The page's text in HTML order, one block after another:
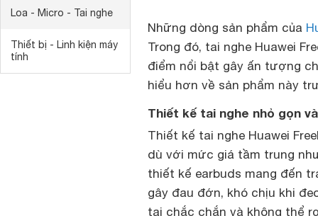
Loa - Micro - Tai nghe
Thiết bị - Linh kiện máy
tính
Những dòng sản phẩm của
Trong đó, tai nghe Huawei
điểm nổi bật gây ấn tượng
hiểu hơn về sản phẩm này
Thiết kế tai nghe nhỏ gọn
Thiết kế tai nghe Huawei
dù với mức giá tầm trung
thiết kế earbuds mang đến
gây đau đớn, khó chịu khi
tai chắc chắn và không thể